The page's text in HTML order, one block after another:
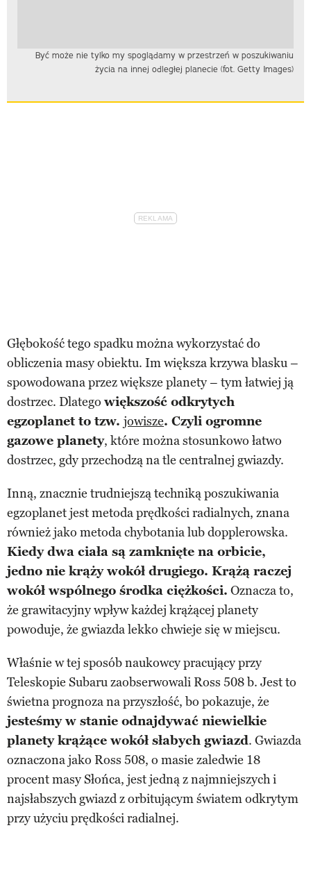
Być może nie tylko my spoglądamy w przestrzeń w poszukiwaniu
życia na innej odległej planecie (fot. Getty Images)
Głębokość tego spadku można wykorzystać do
obliczenia masy obiektu. Im większa krzywa blasku –
spowodowana przez większe planety – tym łatwiej ją
dostrzec. Dlatego większość odkrytych
egzoplanet to tzw. jowisze. Czyli ogromne
gazowe planety, które można stosunkowo łatwo
dostrzec, gdy przechodzą na tle centralnej gwiazdy.
Inną, znacznie trudniejszą techniką poszukiwania
egzoplanet jest metoda prędkości radialnych, znana
również jako metoda chybotania lub dopplerowska.
Kiedy dwa ciała są zamknięte na orbicie,
jedno nie krąży wokół drugiego. Krążą raczej
wokół wspólnego środka ciężkości. Oznacza to,
że grawitacyjny wpływ każdej krążącej planety
powoduje, że gwiazda lekko chwieje się w miejscu.
Właśnie w tej sposób naukowcy pracujący przy
Teleskopie Subaru zaobserwowali Ross 508 b. Jest to
świetna prognoza na przyszłość, bo pokazuje, że
jesteśmy w stanie odnajdywać niewielkie
planety krążące wokół słabych gwiazd. Gwiazda
oznaczona jako Ross 508, o masie zaledwie 18
procent masy Słońca, jest jedną z najmniejszych i
najsłabszych gwiazd z orbitującym światem odkrytym
przy użyciu prędkości radialnej.